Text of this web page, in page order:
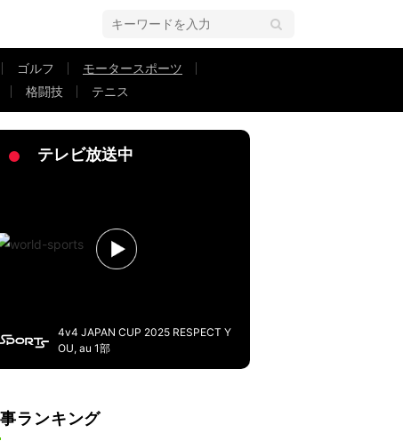
ゴルフ
モータースポーツ
格闘技 テニス
ート直撃…大逆転で日本人初の2連勝が決まった劇的瞬間
テレビ放送中
4v4 JAPAN CUP 2025 RESPECT Y
OU, au 1部
ランキング